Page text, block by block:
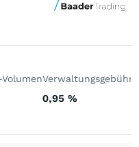
Verwaltungsgebühr
0,95 %